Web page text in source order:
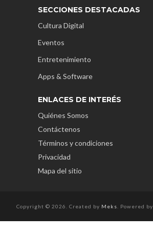
SECCIONES DESTACADAS
Cultura Digital
Eventos
Entretenimiento
Apps & Software
ENLACES DE INTERÉS
Quiénes Somos
Contáctenos
Términos y condiciones
Privacidad
Mapa del sitio
Copyright © 2026. Created by Meks . Powered by